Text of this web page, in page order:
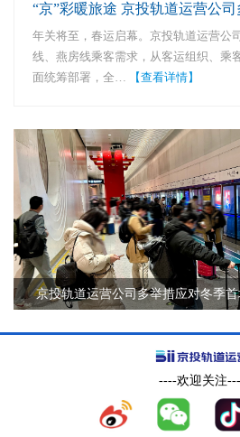
京投轨道运营公司多举措应对冬季
年关将至，春运启幕。京投轨道运营公
线、燕房线乘客需求，从客运组织、乘
面统筹部署，全…
【查看详情】
----欢迎关注